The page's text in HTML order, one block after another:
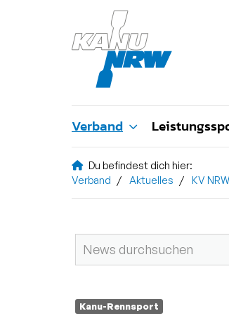
Verband
Du befindest dich hier:
Verband
Aktuelles KV
Kanu-Rennsport